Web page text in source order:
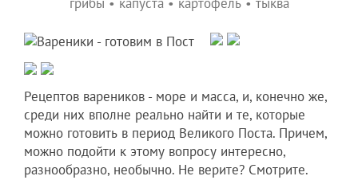
Рецептов вареников - море и масса, и, конечно же,
среди них вполне реально найти и те, которые
можно готовить в период Великого Поста. Причем,
можно подойти к этому вопросу интересно,
разнообразно, необычно. Не верите? Смотрите.